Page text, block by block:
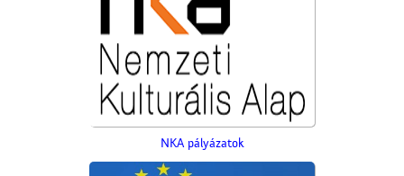
NKA pályázatok
Az 5-ik Temetkezési
Egylet alapítói